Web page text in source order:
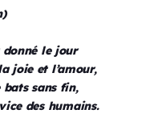
donné le jour
joie et l’amour,
sans fin,
des humains.